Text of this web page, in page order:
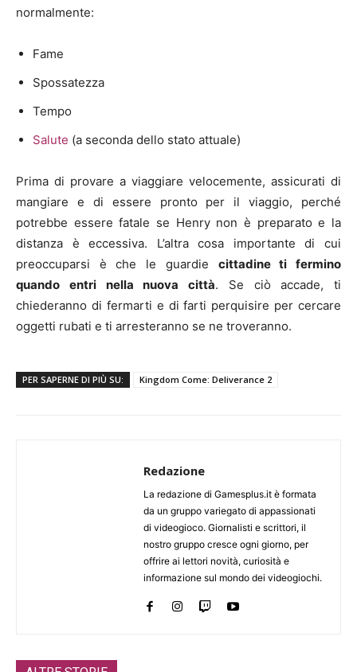
normalmente:
Fame
Spossatezza
Tempo
Salute (a seconda dello stato attuale)
Prima di provare a viaggiare velocemente, assicurati di
mangiare e di essere pronto per il viaggio, perché
potrebbe essere fatale se Henry non è preparato e la
distanza è eccessiva. L’altra cosa importante di cui
preoccuparsi è che le guardie cittadine ti fermino
quando entri nella nuova città. Se ciò accade, ti
chiederanno di fermarti e di farti perquisire per cercare
oggetti rubati e ti arresteranno se ne troveranno.
PER SAPERNE DI PIÙ SU: Kingdom Come: Deliverance 2
Redazione
La redazione di Gamesplus.it è formata
da un gruppo variegato di appassionati
di videogioco. Giornalisti e scrittori, il
nostro gruppo cresce ogni giorno, per
offrire ai lettori novità, curiosità e
informazione sul mondo dei videogiochi.